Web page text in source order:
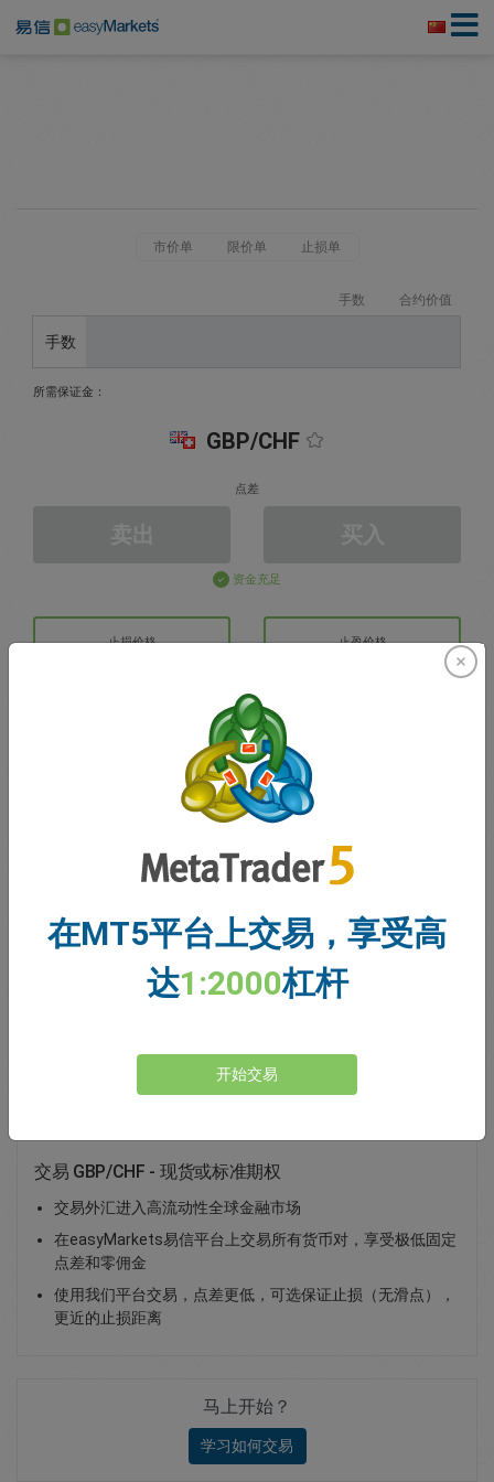
市价单 限价单 止损单
手数 合约价值
手数
所需保证金：
GBP/CHF
点差
资金充足
止损价格 止盈价格
注册交易账户
账户余额
0.00
我的赠金
0.00
未结利润/亏损总额
存款
交易 GBP/CHF - 现货或标准期权
交易外汇进入高流动性全球金融市场
在easyMarkets易信平台上交易所有货币对，享受极低固定
点差和零佣金
使用我们平台交易，点差更低，可选保证止损（无滑点），
更近的止损距离
马上开始？
学习如何交易
在MT5平台上交易，享受高
达1:2000杠杆
开始交易